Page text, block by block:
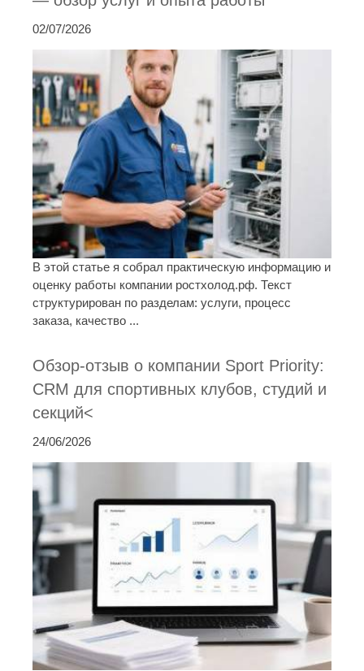
02/07/2026
В этой статье я собрал практическую информацию и
оценку работы компании ростхолод.рф. Текст
структурирован по разделам: услуги, процесс
заказа, качество ...
Обзор-отзыв о компании Sport Priority:
CRM для спортивных клубов, студий и
секций<
24/06/2026